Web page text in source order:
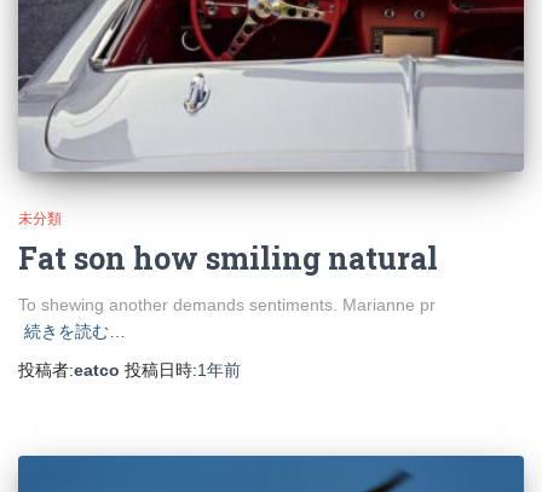
未分類
Fat son how smiling natural
To shewing another demands sentiments. Marianne pr
続きを読む…
投稿者:eatco 投稿日時:1年前